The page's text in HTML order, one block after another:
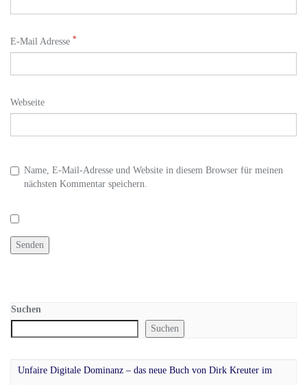
E-Mail Adresse *
Webseite
Name, E-Mail-Adresse und Website in diesem Browser für meinen
nächsten Kommentar speichern.
Suchen
Suchen
Unfaire Digitale Dominanz – das neue Buch von Dirk Kreuter im